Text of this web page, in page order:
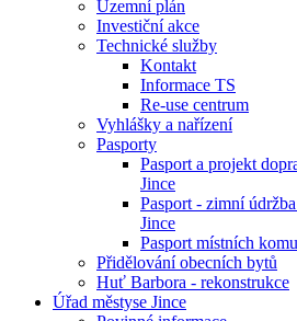
Územní plán
Investiční akce
Technické služby
Kontakt
Informace TS
Re-use centrum
Vyhlášky a nařízení
Pasporty
Pasport a projekt
Jince
Pasport - zimní
Jince
Pasport místních
Přidělování obecních bytů
Huť Barbora - rekonstrukce
Úřad městyse Jince